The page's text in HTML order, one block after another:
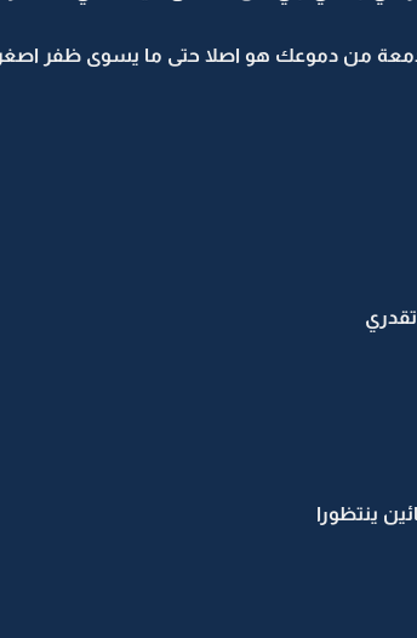
دمعة من دموعك هو اصلا حتى ما يسوى ظفر
ينتظورا